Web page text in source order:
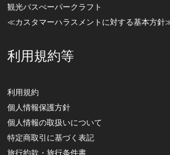
観光バスぺーパークラフト
≪カスタマーハラスメントに対する基本方針
利用規約等
利用規約
個人情報保護方針
個人情報の取扱いについて
特定商取引に基づく表記
旅行約款・旅行条件書